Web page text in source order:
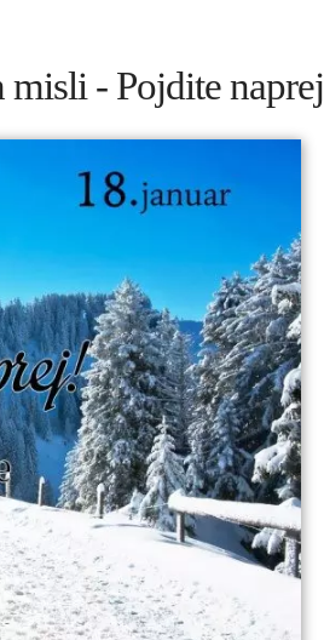
misli - Pojdite naprej